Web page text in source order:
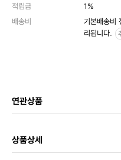
적립금
1%
배송비
기본배송비
리됩니다.
연관상품
상품상세